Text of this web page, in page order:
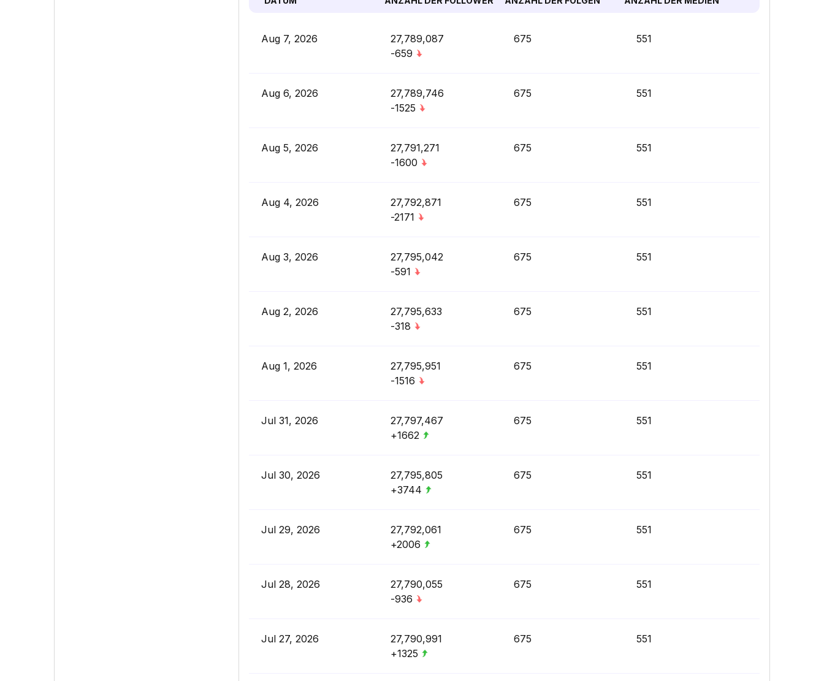
Aug 7, 2026
27,789,087
-659
675 551
Aug 6, 2026
27,789,746
-1525
675 551
Aug 5, 2026
27,791,271
-1600
675 551
Aug 4, 2026
27,792,871
-2171
675 551
Aug 3, 2026
27,795,042
-591
675 551
Aug 2, 2026
27,795,633
-318
675 551
Aug 1, 2026
27,795,951
-1516
675 551
Jul 31, 2026
27,797,467
+1662
675 551
Jul 30, 2026
27,795,805
+3744
675 551
Jul 29, 2026
27,792,061
+2006
675 551
Jul 28, 2026
27,790,055
-936
675 551
Jul 27, 2026
27,790,991
+1325
675 551